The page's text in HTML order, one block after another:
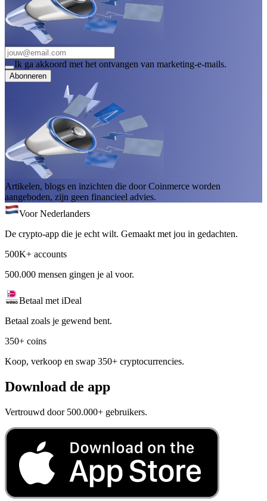
Ik ga akkoord met het ontvangen van marketing-e-mails.
Abonneren
Artikelen, blogs en inzichten die door Coinmerce worden
aangeboden, zijn geen financieel advies.
Voor Nederlanders
De crypto-app die je echt wilt. Gemaakt met jou in gedachten.
500K+ accounts
500.000 mensen gingen je al voor.
Betaal met iDeal
Betaal zoals je gewend bent.
350+ coins
Koop, verkoop en swap 350+ cryptocurrencies.
Download de app
Vertrouwd door 500.000+ gebruikers.